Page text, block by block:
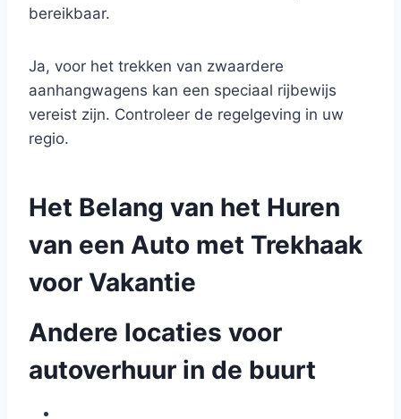
bereikbaar.
Ja, voor het trekken van zwaardere
aanhangwagens kan een speciaal rijbewijs
vereist zijn. Controleer de regelgeving in uw
regio.
Het Belang van het Huren
van een Auto met Trekhaak
voor Vakantie
Andere locaties voor
autoverhuur in de buurt